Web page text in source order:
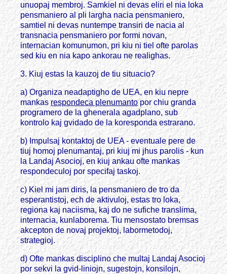
unuopaj membroj. Samkiel ni devas eliri el nia loka
pensmaniero al pli largha nacia pensmaniero,
samtiel ni devas nuntempe transiri de nacia al
transnacia pensmaniero por formi novan,
internacian komunumon, pri kiu ni tiel ofte parolas
sed kiu en nia kapo ankorau ne realighas.
3. Kiuj estas la kauzoj de tiu situacio?
a) Organiza neadaptigho de UEA, en kiu nepre
mankas respondeca plenumantopor chiu granda
programero de la ghenerala agadplano, sub
kontrolo kaj gvidado de la koresponda estrarano.
b) Impulsaj kontaktoj de UEA - eventuale pere de
tiuj homoj plenumantaj, pri kiuj mi jhus parolis - kun
la Landaj Asocioj, en kiuj ankau ofte mankas
respondeculoj por specifaj taskoj.
c) Kiel mi jam diris, la pensmaniero de tro da
esperantistoj, ech de aktivuloj, estas tro loka,
regiona kaj naciisma, kaj do ne sufiche translima,
internacia, kunlaborema. Tiu mensostato bremsas
akcepton de novaj projektoj, labormetodoj,
strategioj.
d) Ofte mankas disciplino che multaj Landaj Asocioj
por sekvi la gvid-liniojn, sugestojn, konsilojn,